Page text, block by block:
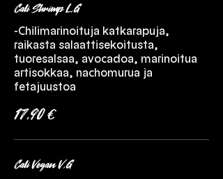
Cali Shrimp L,G
-Chilimarinoituja katkarapuja,
raikasta salaattisekoitusta,
tuoresalsaa, avocadoa, marinoitua
artisokkaa, nachomurua ja
fetajuustoa
17,90 €
Cali Vegan V,G